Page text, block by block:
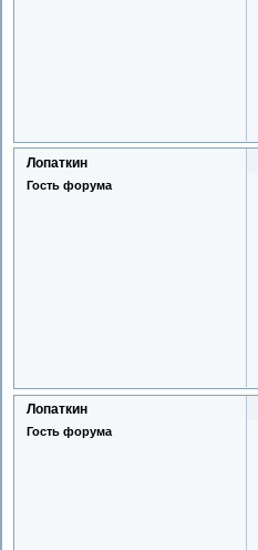
Лопаткин
Гость форума
Лопаткин
Гость форума